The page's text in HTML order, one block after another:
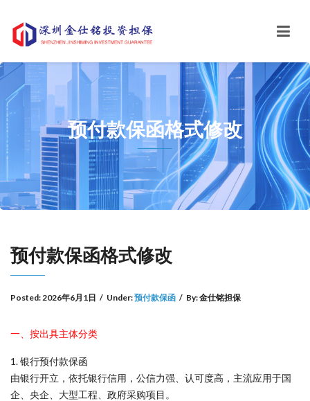
预付款保函格式修改
预付款保函格式修改
Posted:2026年6月1日 / Under:预付款保函 / By:金仕铭担保
一、按出具主体分类
1. 银行预付款保函
由银行开立，依托银行信用，公信力强、认可度高，主流应用于国
企、央企、大型工程、政府采购项目。